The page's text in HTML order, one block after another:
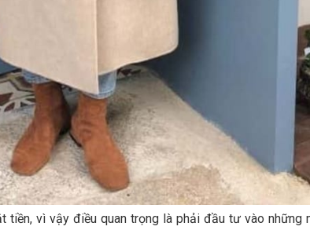
tiền, vì vậy điều quan trọng là phải đầu tư vào